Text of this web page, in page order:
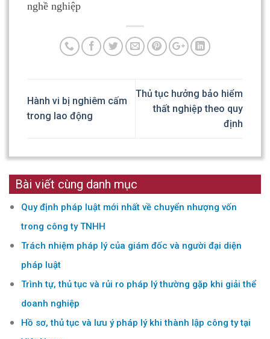
nghề nghiệp
Hành vi bị nghiêm cấm
trong lao động
Thủ tục hưởng bảo hiểm
thất nghiệp theo quy
định
Bài viết cùng danh mục
Quy định pháp luật mới nhất về chuyển nhượng vốn
trong công ty TNHH
Trách nhiệm pháp lý của giám đốc và người đại diện
pháp luật
Trình tự, thủ tục và rủi ro pháp lý thường gặp khi giải thể
doanh nghiệp
Hồ sơ, thủ tục và lưu ý pháp lý khi thành lập công ty tại